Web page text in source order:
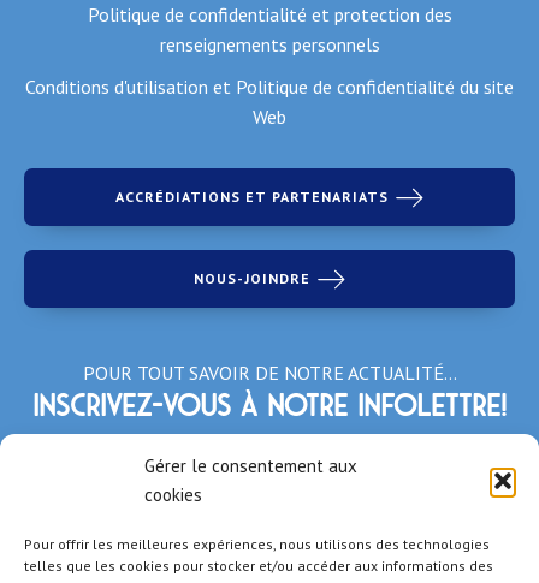
Gérer le consentement aux
cookies
Pour offrir les meilleures expériences, nous utilisons des technologies
telles que les cookies pour stocker et/ou accéder aux informations des
Politique de confidentialité et protection des
renseignements personnels
Conditions d'utilisation et Politique de confidentialité du site
Web
ACCRÉDIATIONS ET PARTENARIATS
NOUS-JOINDRE
POUR TOUT SAVOIR DE NOTRE ACTUALITÉ…
Inscrivez-vous à notre infolettre!
*Champs obligatoires